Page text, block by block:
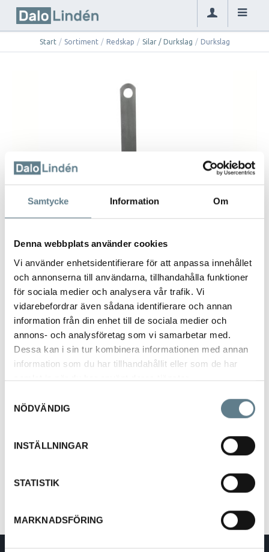
Samtycke Information Om
Denna webbplats använder cookies
Vi använder enhetsidentifierare för att anpassa innehållet
och annonserna till användarna, tillhandahålla funktioner
för sociala medier och analysera vår trafik. Vi
vidarebefordrar även sådana identifierare och annan
information från din enhet till de sociala medier och
annons- och analysföretag som vi samarbetar med.
Dessa kan i sin tur kombinera informationen med annan
information som du har tillhandahållit eller som de har
samlat in när du har använt deras tjänster.
NÖDVÄNDIG
INSTÄLLNINGAR
STATISTIK
MARKNADSFÖRING
Start / Sortiment / Redskap / Silar / Durkslag / Durkslag
Durkslag
E-5160
Beskrivning